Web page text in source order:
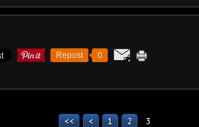
Repost 0
<< < 1 2 3